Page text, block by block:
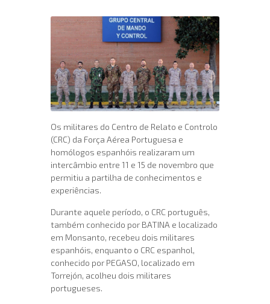
Os militares do Centro de Relato e Controlo
(CRC) da Força Aérea Portuguesa e
homólogos espanhóis realizaram um
intercâmbio entre 11 e 15 de novembro que
permitiu a partilha de conhecimentos e
experiências.
Durante aquele período, o CRC português,
também conhecido por BATINA e localizado
em Monsanto, recebeu dois militares
espanhóis, enquanto o CRC espanhol,
conhecido por PEGASO, localizado em
Torrejón, acolheu dois militares
portugueses.